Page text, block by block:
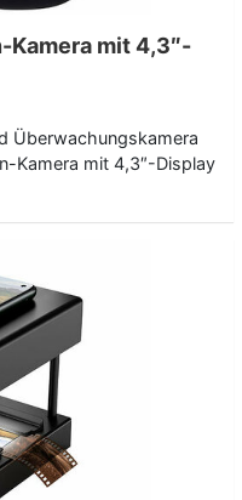
Kamera mit 4,3″-
Überwachungskamera
Kamera mit 4,3″-Display